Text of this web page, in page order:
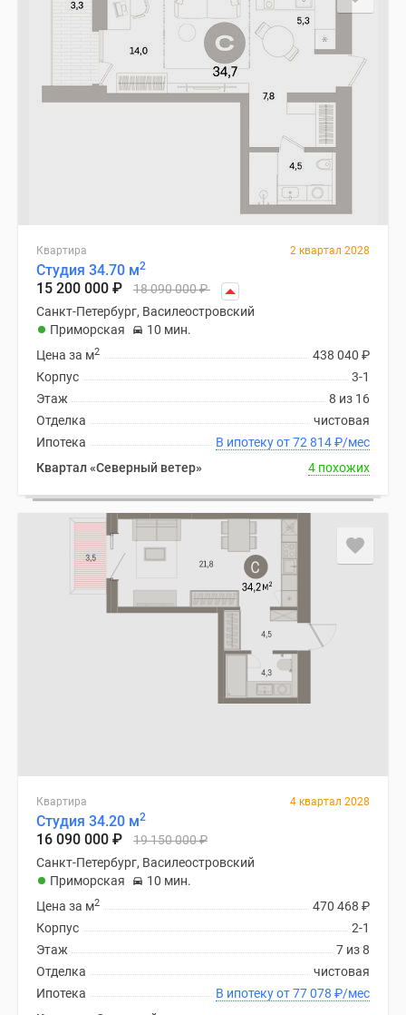
Квартира 2 квартал 2028
Студия 34.70 м2
15 200 000 ₽ 18 090 000₽
Санкт-Петербург, Василеостровский
Приморская
10 мин.
438 040 ₽
Цена за м2
3-1
Корпус
8 из 16
Этаж
чистовая
Отделка
В ипотеку от 72 814₽/мес
Ипотека
Квартал «Северный ветер»
4 похожих
Квартира 4 квартал 2028
Студия 34.20 м2
16 090 000 ₽ 19 150 000₽
Санкт-Петербург, Василеостровский
Приморская
10 мин.
470 468 ₽
Цена за м2
2-1
Корпус
7 из 8
Этаж
чистовая
Отделка
В ипотеку от 77 078 ₽/мес
Ипотека